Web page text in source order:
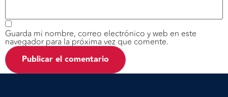
Guarda mi nombre, correo electrónico y web en este
navegador para la próxima vez que comente.